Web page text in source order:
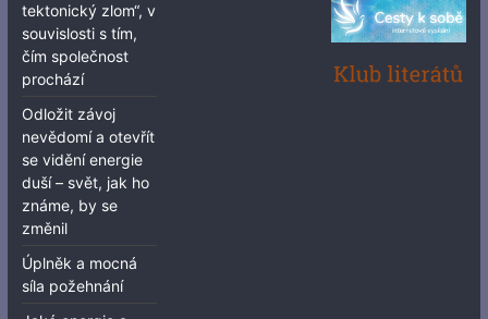
tektonický zlom“, v
souvislosti s tím,
čím společnost
prochází
Odložit závoj
nevědomí a otevřít
se vidění energie
duší – svět, jak ho
známe, by se
změnil
Úplněk a mocná
síla požehnání